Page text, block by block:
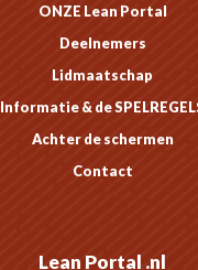
ONZE Lean Portal
Deelnemers
Lidmaatschap
Informatie & de
Achter de schermen
Contact
Lean Portal .nl